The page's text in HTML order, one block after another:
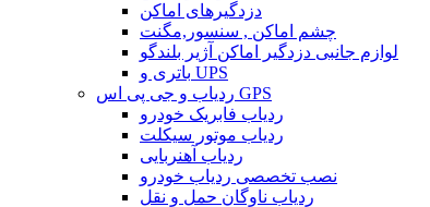
دزدگیرهای اماکن
چشم اماکن , سنسور,مگنت
لوازم جانبی دزدگیر اماکن آژیر بلندگو
باتری و UPS
ردیاب و جی پی اس GPS
ردیاب فابریک خودرو
ردیاب موتور سیکلت
ردیاب آهنربایی
نصب تخصصی ردیاب خودرو
ردیاب ناوگان حمل و نقل